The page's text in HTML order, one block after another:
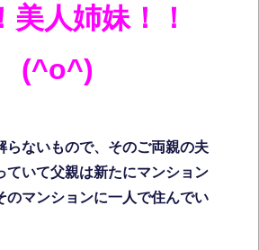
美人姉妹！！
(^o^)
らないもので、そのご両親の夫
ていて父親は新たにマンション
のマンションに一人で住んでい